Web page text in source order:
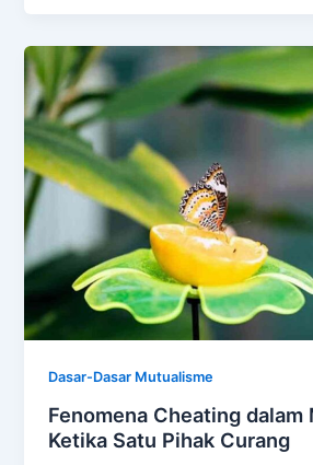
Dasar-Dasar Mutualisme
Fenomena Cheating dalam
Ketika Satu Pihak Curang